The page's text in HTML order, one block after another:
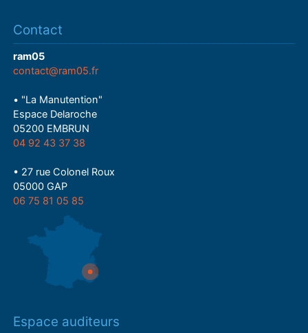
Contact
ram05
contact@ram05.fr
• "La Manutention"
Espace Delaroche
05200 EMBRUN
04 92 43 37 38
• 27 rue Colonel Roux
05000 GAP
06 75 81 05 85
Espace auditeurs